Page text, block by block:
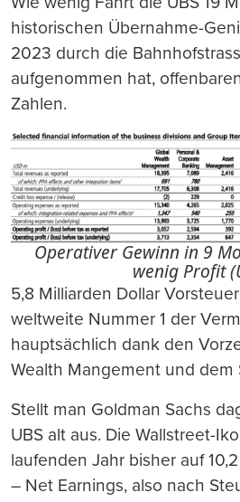
historischen Übernahme-
2023 durch die
aufgenommen hat,
Zahlen.
Operativer Gewinn in 9
wenig Profit
5,8 Milliarden Dollar
weltweite Nummer 1 der
hauptsächlich dank den
Wealth Mangement und dem
Stellt man Goldman Sachs
UBS alt aus. Die Wallstreet-
laufenden Jahr bisher auf
– Net Earnings, also nach